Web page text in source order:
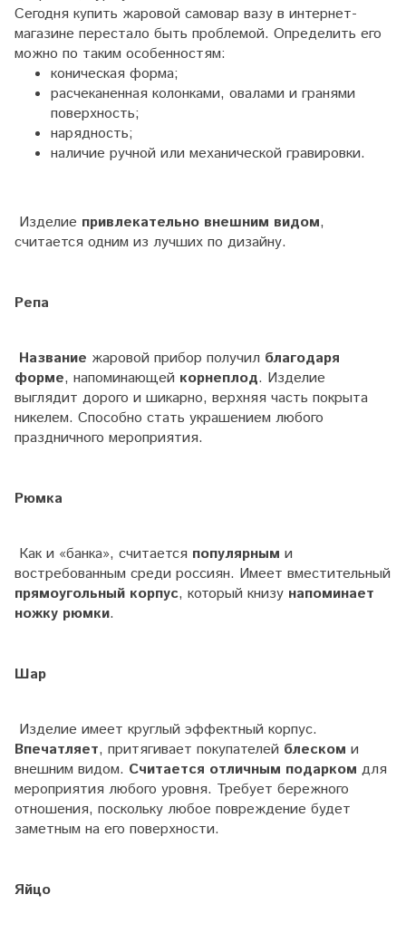
Сегодня купить жаровой самовар вазу в интернет-
магазине перестало быть проблемой. Определить его
можно по таким особенностям:
коническая форма;
расчеканенная колонками, овалами и гранями
поверхность;
нарядность;
наличие ручной или механической гравировки.
Изделие привлекательно внешним видом,
считается одним из лучших по дизайну.
Репа
Название жаровой прибор получил благодаря
форме, напоминающей корнеплод. Изделие
выглядит дорого и шикарно, верхняя часть покрыта
никелем. Способно стать украшением любого
праздничного мероприятия.
Рюмка
Как и «банка», считается популярным и
востребованным среди россиян. Имеет вместительный
прямоугольный корпус, который книзу напоминает
ножку рюмки.
Шар
Изделие имеет круглый эффектный корпус.
Впечатляет, притягивает покупателей блеском и
внешним видом. Считается отличным подарком для
мероприятия любого уровня. Требует бережного
отношения, поскольку любое повреждение будет
заметным на его поверхности.
Яйцо